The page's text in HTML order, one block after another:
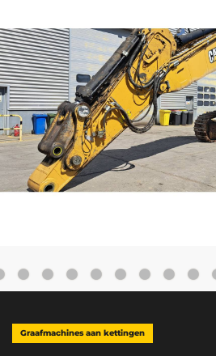
Graafmachines aan kettingen